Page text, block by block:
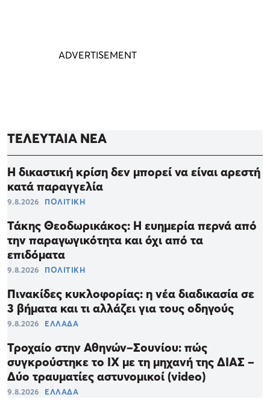
ΤΕΛΕΥΤΑΙΑ ΝΕΑ
Η δικαστική κρίση δεν μπορεί να είναι αρεστή
κατά παραγγελία
9.8.2026 ΠΟΛΙΤΙΚΗ
Τάκης Θεοδωρικάκος: Η ευημερία περνά από
την παραγωγικότητα και όχι από τα
επιδόματα
9.8.2026 ΠΟΛΙΤΙΚΗ
Πινακίδες κυκλοφορίας: η νέα διαδικασία σε
3 βήματα και τι αλλάζει για τους οδηγούς
9.8.2026 ΕΛΛΑΔΑ
Τροχαίο στην Αθηνών–Σουνίου: πώς
συγκρούστηκε το ΙΧ με τη μηχανή της ΔΙΑΣ –
Δύο τραυματίες αστυνομικοί (video)
9.8.2026 ΕΛΛΑΔΑ